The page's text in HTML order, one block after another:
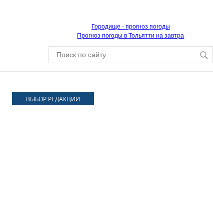
Городище - прогноз погоды
Прогноз погоды в Тольятти на завтра
ВЫБОР РЕДАКЦИИ